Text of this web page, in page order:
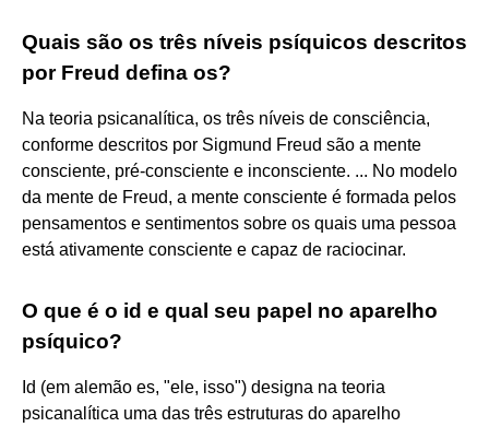
Quais são os três níveis psíquicos descritos
por Freud defina os?
Na teoria psicanalítica, os três níveis de consciência,
conforme descritos por Sigmund Freud são a mente
consciente, pré-consciente e inconsciente. ... No modelo
da mente de Freud, a mente consciente é formada pelos
pensamentos e sentimentos sobre os quais uma pessoa
está ativamente consciente e capaz de raciocinar.
O que é o id e qual seu papel no aparelho
psíquico?
Id (em alemão es, "ele, isso") designa na teoria
psicanalítica uma das três estruturas do aparelho